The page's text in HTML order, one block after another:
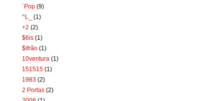
`Pop (9)
^L_
(1)
+2 (2)
$6is (1)
$ifrão (1)
10ventura (1)
151515 (1)
1983 (2)
2 Portas (2)